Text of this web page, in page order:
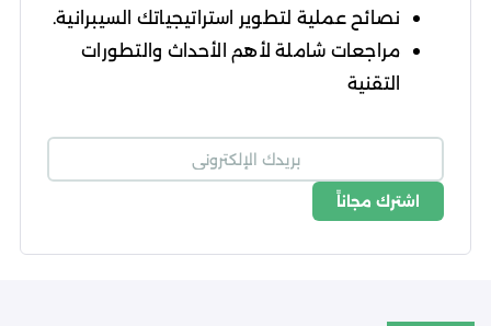
نصائح عملية لتطوير استراتيجياتك السيبرانية.
مراجعات شاملة لأهم الأحداث والتطورات
التقنية
اشترك مجاناً